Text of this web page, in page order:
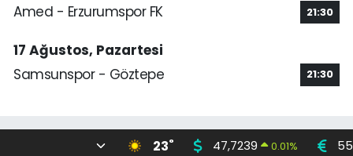
Amed - Erzurumspor FK 21:30
17 Ağustos, Pazartesi
Samsunspor - Göztepe
21:30
23° 47,7239 0.01%